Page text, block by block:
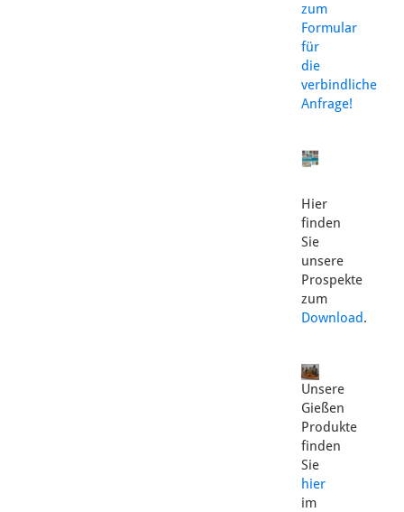
zum
Formular
für
die
verbindliche
Anfrage!
Hier
finden
Sie
unsere
Prospekte
zum
Download.
Unsere
Gießen
Produkte
finden
Sie
hier
im